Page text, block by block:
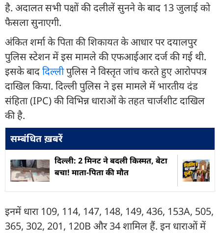
है. अदालत सभी पक्षों की दलीलें सुनने के बाद 13 जुलाई को
फैसला सुनाएगी.
अंकित शर्मा के पिता की शिकायत के आधार पर दयालपुर
पुलिस स्टेशन में इस मामले की एफआईआर दर्ज की गई थी.
इसके बाददिल्लीपुलिस ने विस्तृत जांच करते हुए आरोपपत्र
दाखिल किया. दिल्ली पुलिस ने इस मामले में भारतीय दंड
संहिता (IPC) की विभिन्न धाराओं के तहत चार्जशीट दाखिल
की है.
सम्बंधित ख़बरें
दिल्ली: 2 मिनट ने बदली किस्मत, बेटा
बचा! माता-पिता की मौत
इनमें धारा 109, 114, 147, 148, 149, 436, 153A, 505,
365, 302, 201, 120B और 34 शामिल हैं. इन धाराओं में